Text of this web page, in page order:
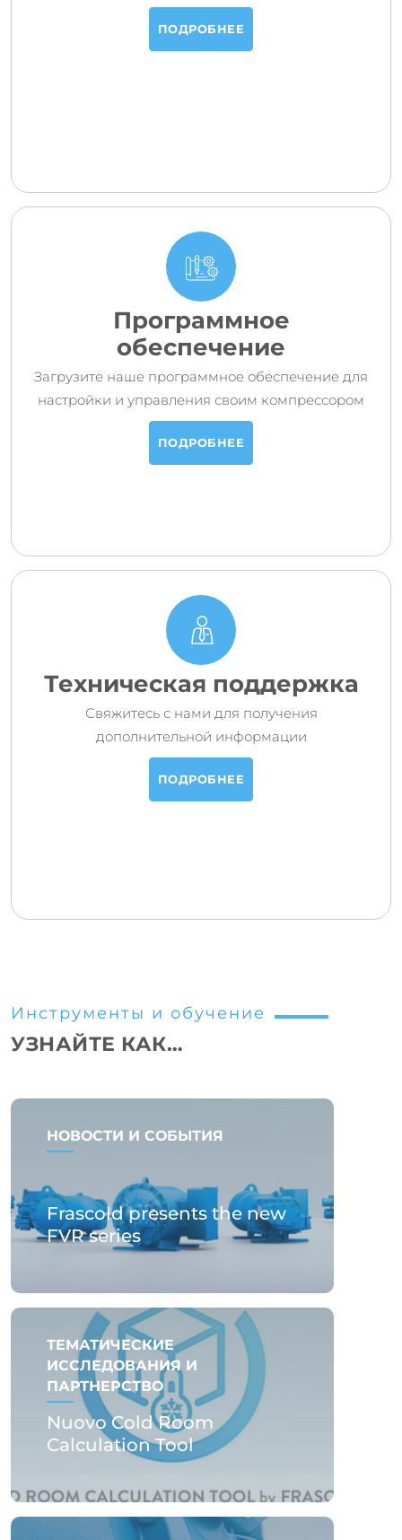
ПОДРОБНЕЕ
Программное
обеспечение
Загрузите наше программное обеспечение для
настройки и управления своим компрессором
ПОДРОБНЕЕ
Техническая поддержка
Свяжитесь с нами для получения
дополнительной информации
ПОДРОБНЕЕ
Инструменты и обучение
УЗНАЙТЕ КАК…
НОВОСТИ И СОБЫТИЯ
Frascold presents the new
FVR series
ТЕМАТИЧЕСКИЕ
ИССЛЕДОВАНИЯ И
ПАРТНЕРСТВО
Nuovo Cold Room
Calculation Tool